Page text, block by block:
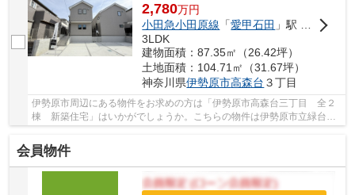
2,780万円
小田急小田原線 「愛甲石田 」駅 徒歩25分
3LDK
建物面積：87.35㎡（26.42坪）
土地面積：104.71㎡（31.67坪）
神奈川県伊勢原市高森台 ３丁目
伊勢原市周辺にある物件をお求めの方は「伊勢原市高森台三丁目 全２
棟 新築住宅」はいかがでしょうか。こちらの物件は伊勢原市立緑台小
会員物件